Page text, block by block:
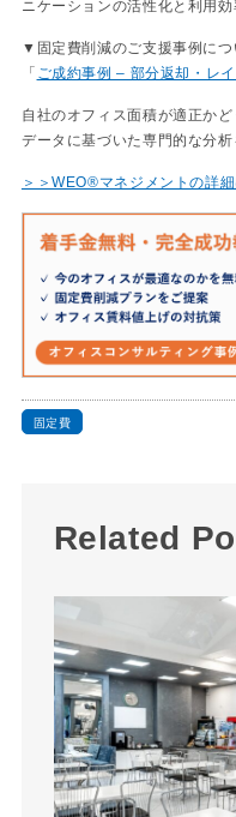
ニケーションの活性化と利用
▼固定費削減のご支援事例につ
「 ご成約事例 – 部分返却・レ
自社のオフィス面積が適正か
データに基づいた専門的な分
＞＞WEO®マネジメントの詳
固定費
Related